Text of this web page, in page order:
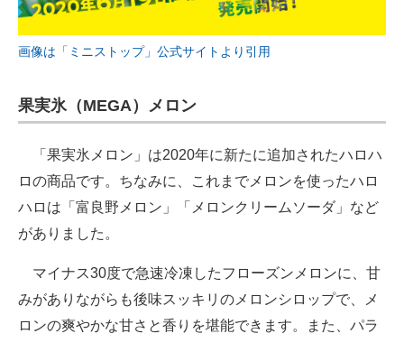
画像は「ミニストップ」公式サイトより引用
果実氷（MEGA）メロン
「果実氷メロン」は2020年に新たに追加されたハロハ
ロの商品です。ちなみに、これまでメロンを使ったハロ
ハロは「富良野メロン」「メロンクリームソーダ」など
がありました。
マイナス30度で急速冷凍したフローズンメロンに、甘
みがありながらも後味スッキリのメロンシロップで、メ
ロンの爽やかな甘さと香りを堪能できます。また、パラ